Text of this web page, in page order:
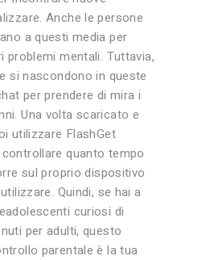
Anche le persone
a questi media per
problemi mentali. Tuttavia,
si nascondono in queste
per prendere di mira i
Una volta scaricato e
utilizzare FlashGet
quanto tempo
sul proprio dispositivo
Quindi, se hai a
curiosi di
per adulti, questo
parentale è la tua